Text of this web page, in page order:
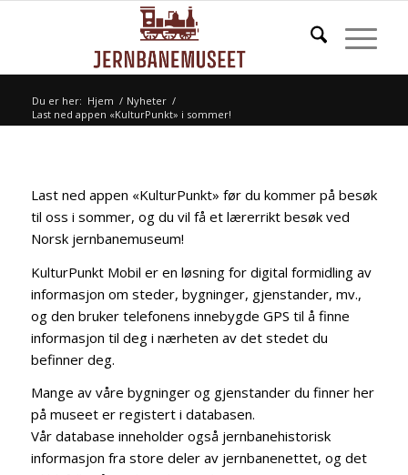
Du er her: Hjem / Nyheter /
Last ned appen «KulturPunkt» i sommer!
Last ned appen «KulturPunkt» før du kommer på besøk
til oss i sommer, og du vil få et lærerrikt besøk ved
Norsk jernbanemuseum!
KulturPunkt Mobil er en løsning for digital formidling av
informasjon om steder, bygninger, gjenstander, mv.,
og den bruker telefonens innebygde GPS til å finne
informasjon til deg i nærheten av det stedet du
befinner deg.
Mange av våre bygninger og gjenstander du finner her
på museet er registert i databasen.
Vår database inneholder også jernbanehistorisk
informasjon fra store deler av jernbanenettet, og det